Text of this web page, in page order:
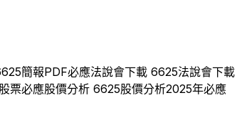
簡報PDF必應法說會下載 6625法說會下載
股票必應股價分析 6625股價分析2025年必應